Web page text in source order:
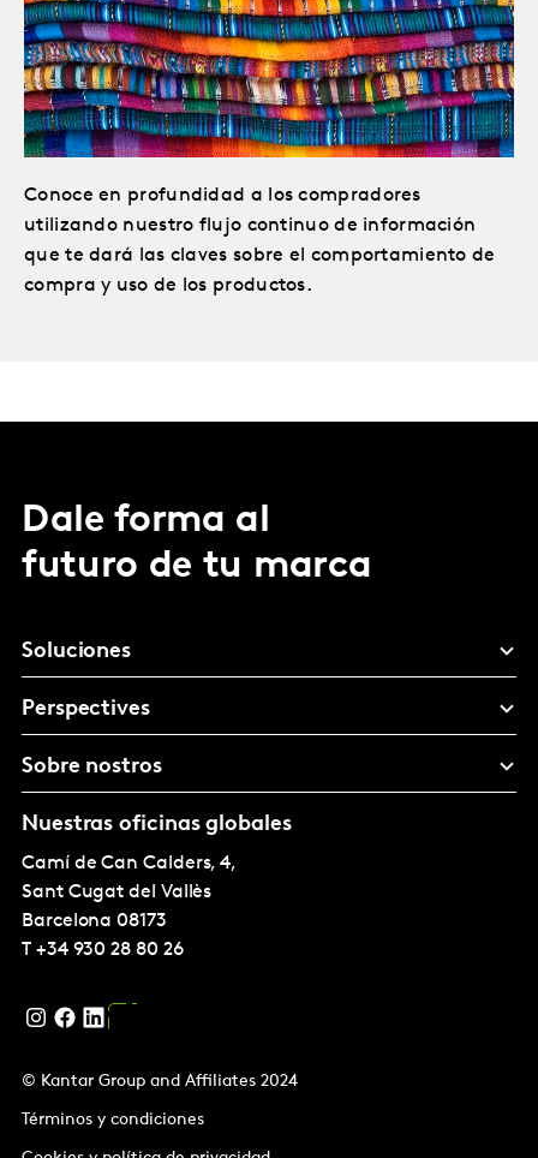
Conoce en profundidad a los compradores
utilizando nuestro flujo continuo de información
que te dará las claves sobre el comportamiento de
compra y uso de los productos.
Dale forma al
futuro de tu marca
Soluciones
Perspectives
Sobre nostros
Nuestras oficinas globales
Camí de Can Calders, 4,
Sant Cugat del Vallès
Barcelona 08173
T +34 930 28 80 26
© Kantar Group and Affiliates 2024
Términos y condiciones